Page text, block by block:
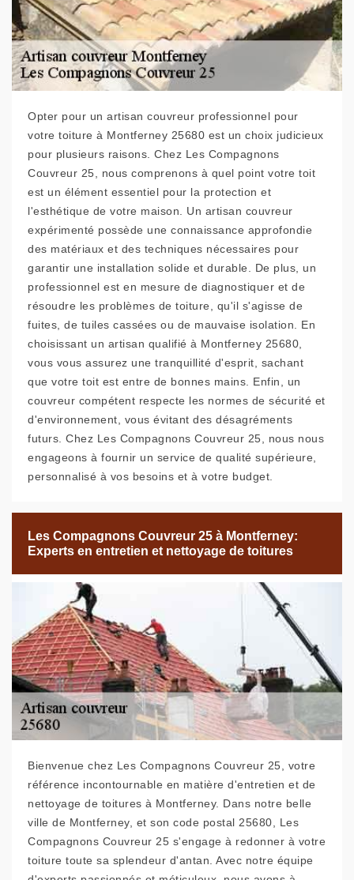
Opter pour un artisan couvreur professionnel pour
votre toiture à Montferney 25680 est un choix judicieux
pour plusieurs raisons. Chez Les Compagnons
Couvreur 25, nous comprenons à quel point votre toit
est un élément essentiel pour la protection et
l'esthétique de votre maison. Un artisan couvreur
expérimenté possède une connaissance approfondie
des matériaux et des techniques nécessaires pour
garantir une installation solide et durable. De plus, un
professionnel est en mesure de diagnostiquer et de
résoudre les problèmes de toiture, qu'il s'agisse de
fuites, de tuiles cassées ou de mauvaise isolation. En
choisissant un artisan qualifié à Montferney 25680,
vous vous assurez une tranquillité d'esprit, sachant
que votre toit est entre de bonnes mains. Enfin, un
couvreur compétent respecte les normes de sécurité et
d'environnement, vous évitant des désagréments
futurs. Chez Les Compagnons Couvreur 25, nous nous
engageons à fournir un service de qualité supérieure,
personnalisé à vos besoins et à votre budget.
Les Compagnons Couvreur 25 à Montferney:
Experts en entretien et nettoyage de toitures
Bienvenue chez Les Compagnons Couvreur 25, votre
référence incontournable en matière d'entretien et de
nettoyage de toitures à Montferney. Dans notre belle
ville de Montferney, et son code postal 25680, Les
Compagnons Couvreur 25 s'engage à redonner à votre
toiture toute sa splendeur d'antan. Avec notre équipe